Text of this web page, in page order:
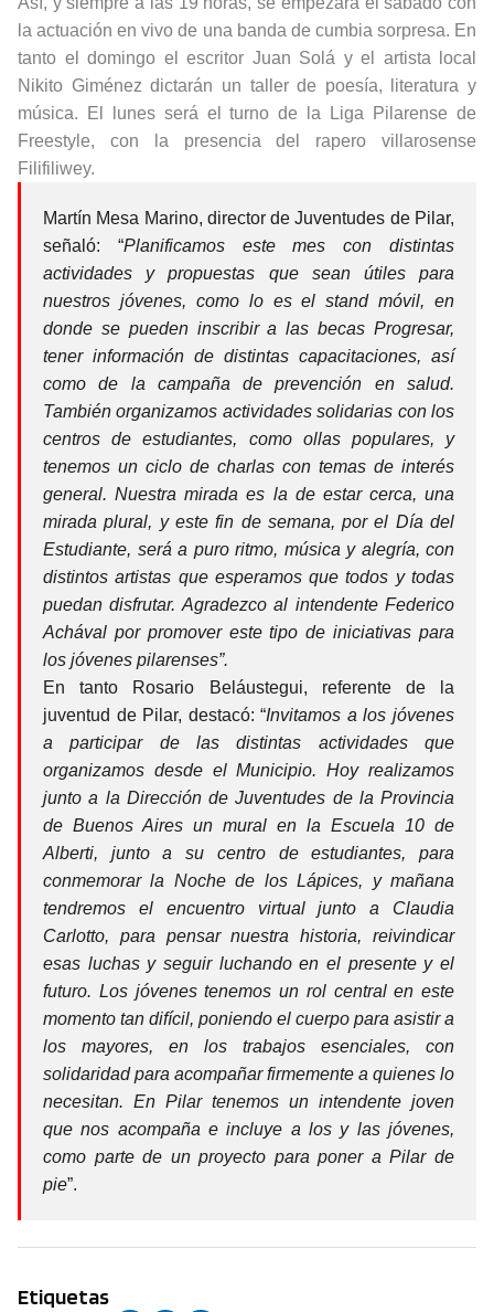
la actuación en vivo de una banda de cumbia sorpresa. En
tanto el domingo el escritor Juan Solá y el artista local
Nikito Giménez dictarán un taller de poesía, literatura y
música. El lunes será el turno de la Liga Pilarense de
Freestyle, con la presencia del rapero villarosense
Filifiliwey.
Martín Mesa Marino, director de Juventudes de Pilar,
señaló: “Planificamos este mes con distintas
actividades y propuestas que sean útiles para
nuestros jóvenes, como lo es el stand móvil, en
donde se pueden inscribir a las becas Progresar,
tener información de distintas capacitaciones, así
como de la campaña de prevención en salud.
También organizamos actividades solidarias con los
centros de estudiantes, como ollas populares, y
tenemos un ciclo de charlas con temas de interés
general. Nuestra mirada es la de estar cerca, una
mirada plural, y este fin de semana, por el Día del
Estudiante, será a puro ritmo, música y alegría, con
distintos artistas que esperamos que todos y todas
puedan disfrutar. Agradezco al intendente Federico
Achával por promover este tipo de iniciativas para
los jóvenes pilarenses”.
En tanto Rosario Beláustegui, referente de la
juventud de Pilar, destacó: “Invitamos a los jóvenes
a participar de las distintas actividades que
organizamos desde el Municipio. Hoy realizamos
junto a la Dirección de Juventudes de la Provincia
de Buenos Aires un mural en la Escuela 10 de
Alberti, junto a su centro de estudiantes, para
conmemorar la Noche de los Lápices, y mañana
tendremos el encuentro virtual junto a Claudia
Carlotto, para pensar nuestra historia, reivindicar
esas luchas y seguir luchando en el presente y el
futuro. Los jóvenes tenemos un rol central en este
momento tan difícil, poniendo el cuerpo para asistir a
los mayores, en los trabajos esenciales, con
solidaridad para acompañar firmemente a quienes lo
necesitan. En Pilar tenemos un intendente joven
que nos acompaña e incluye a los y las jóvenes,
como parte de un proyecto para poner a Pilar de
pie”.
Etiquetas